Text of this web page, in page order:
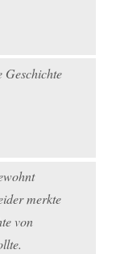
Geschichte
merkte
von